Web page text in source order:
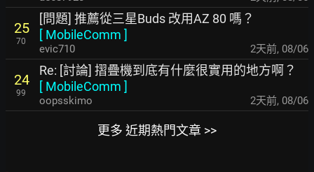
25
70
[問題] 推薦從三星Buds 改用AZ 80 嗎？
[ MobileComm ]
evic710 2天前, 08/06
24
99
Re: [討論] 摺疊機到底有什麼很實用的地方啊？
[ MobileComm ]
oopsskimo 2天前, 08/06
更多 近期熱門文章 >>